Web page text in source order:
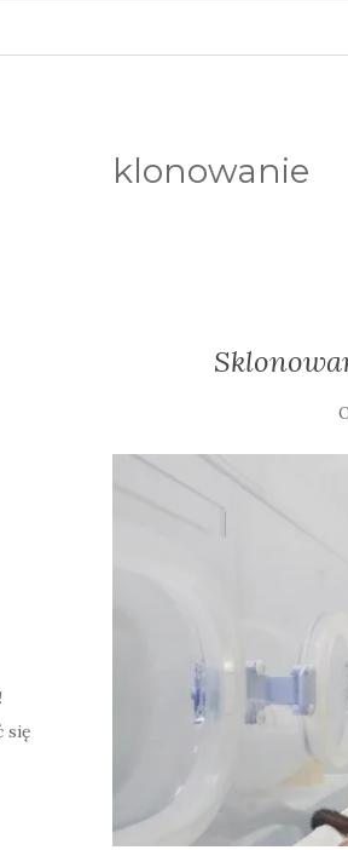
klonowanie
się